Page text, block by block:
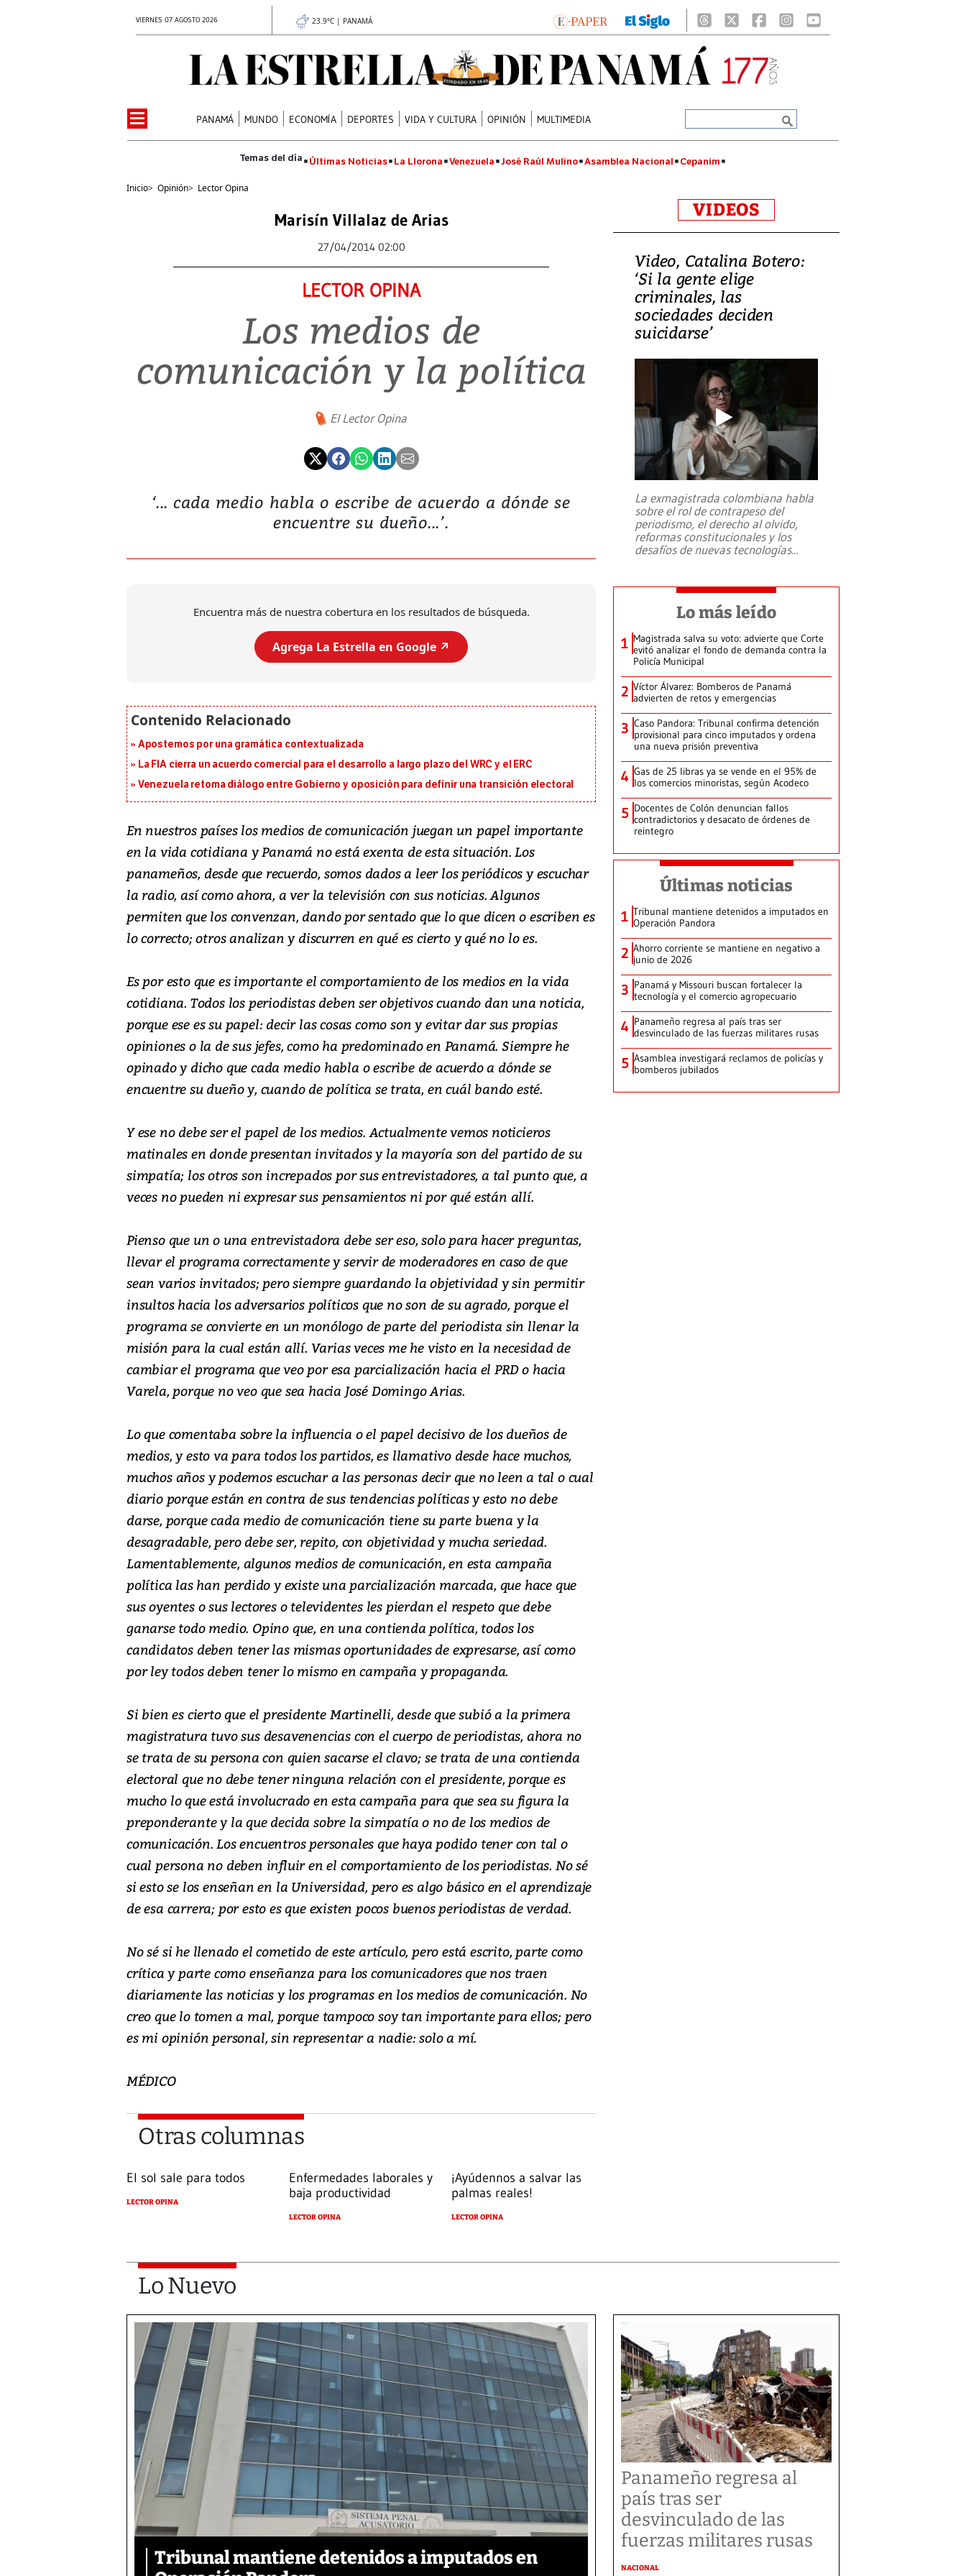
VIERNES 07 AGOSTO 2026 23.9°C | PANAMÁ
PANAMÁ MUNDO ECONOMÍA DEPORTES VIDA Y CULTURA OPINIÓN MULTIMEDIA
Últimas Noticias La Llorona Venezuela José Raúl Mulino Asamblea Nacional Cepanim
Inicio> Opinión> Lector Opina
Marisín Villalaz de Arias
27/04/2014 02:00
LECTOR OPINA
Los medios de
comunicación y la política
El Lector Opina
‘... cada medio habla o escribe de acuerdo a dónde se
encuentre su dueño...’.
Encuentra más de nuestra cobertura en los resultados de búsqueda.
Agrega La Estrella en Google ↗️
Apostemos por una gramática contextualizada
La FIA cierra un acuerdo comercial para el desarrollo a largo plazo del WRC y el ERC
Venezuela retoma diálogo entre Gobierno y oposición para definir una transición electoral
En nuestros países los medios de comunicación juegan un papel importante
en la vida cotidiana y Panamá no está exenta de esta situación. Los
panameños, desde que recuerdo, somos dados a leer los periódicos y escuchar
la radio, así como ahora, a ver la televisión con sus noticias. Algunos
permiten que los convenzan, dando por sentado que lo que dicen o escriben es
lo correcto; otros analizan y discurren en qué es cierto y qué no lo es.
Es por esto que es importante el comportamiento de los medios en la vida
cotidiana. Todos los periodistas deben ser objetivos cuando dan una noticia,
porque ese es su papel: decir las cosas como son y evitar dar sus propias
opiniones o la de sus jefes, como ha predominado en Panamá. Siempre he
opinado y dicho que cada medio habla o escribe de acuerdo a dónde se
encuentre su dueño y, cuando de política se trata, en cuál bando esté.
Y ese no debe ser el papel de los medios. Actualmente vemos noticieros
matinales en donde presentan invitados y la mayoría son del partido de su
simpatía; los otros son increpados por sus entrevistadores, a tal punto que, a
veces no pueden ni expresar sus pensamientos ni por qué están allí.
Pienso que un o una entrevistadora debe ser eso, solo para hacer preguntas,
llevar el programa correctamente y servir de moderadores en caso de que
sean varios invitados; pero siempre guardando la objetividad y sin permitir
insultos hacia los adversarios políticos que no son de su agrado, porque el
programa se convierte en un monólogo de parte del periodista sin llenar la
misión para la cual están allí. Varias veces me he visto en la necesidad de
cambiar el programa que veo por esa parcialización hacia el PRD o hacia
Varela, porque no veo que sea hacia José Domingo Arias.
Lo que comentaba sobre la influencia o el papel decisivo de los dueños de
medios, y esto va para todos los partidos, es llamativo desde hace muchos,
muchos años y podemos escuchar a las personas decir que no leen a tal o cual
diario porque están en contra de sus tendencias políticas y esto no debe
darse, porque cada medio de comunicación tiene su parte buena y la
desagradable, pero debe ser, repito, con objetividad y mucha seriedad.
Lamentablemente, algunos medios de comunicación, en esta campaña
política las han perdido y existe una parcialización marcada, que hace que
sus oyentes o sus lectores o televidentes les pierdan el respeto que debe
ganarse todo medio. Opino que, en una contienda política, todos los
candidatos deben tener las mismas oportunidades de expresarse, así como
por ley todos deben tener lo mismo en campaña y propaganda.
Si bien es cierto que el presidente Martinelli, desde que subió a la primera
magistratura tuvo sus desavenencias con el cuerpo de periodistas, ahora no
se trata de su persona con quien sacarse el clavo; se trata de una contienda
electoral que no debe tener ninguna relación con el presidente, porque es
mucho lo que está involucrado en esta campaña para que sea su figura la
preponderante y la que decida sobre la simpatía o no de los medios de
comunicación. Los encuentros personales que haya podido tener con tal o
cual persona no deben influir en el comportamiento de los periodistas. No sé
si esto se los enseñan en la Universidad, pero es algo básico en el aprendizaje
de esa carrera; por esto es que existen pocos buenos periodistas de verdad.
No sé si he llenado el cometido de este artículo, pero está escrito, parte como
crítica y parte como enseñanza para los comunicadores que nos traen
diariamente las noticias y los programas en los medios de comunicación. No
creo que lo tomen a mal, porque tampoco soy tan importante para ellos; pero
es mi opinión personal, sin representar a nadie: solo a mí.
MÉDICO
Otras columnas
El sol sale para todos
LECTOR OPINA
Enfermedades laborales y
baja productividad
LECTOR OPINA
¡Ayúdennos a salvar las
palmas reales!
LECTOR OPINA
VIDEOS
Video, Catalina Botero:
‘Si la gente elige
criminales, las
sociedades deciden
suicidarse’
La exmagistrada colombiana habla
sobre el rol de contrapeso del
periodismo, el derecho al olvido,
reformas constitucionales y los
desafíos de nuevas tecnologías...
Lo más leído
1 Magistrada salva su voto: advierte que Corte
evitó analizar el fondo de demanda contra la
Policía Municipal
2 Víctor Álvarez: Bomberos de Panamá
advierten de retos y emergencias
3 Caso Pandora: Tribunal confirma detención
provisional para cinco imputados y ordena
una nueva prisión preventiva
4 Gas de 25 libras ya se vende en el 95% de
los comercios minoristas, según Acodeco
5 Docentes de Colón denuncian fallos
contradictorios y desacato de órdenes de
reintegro
Últimas noticias
1 Tribunal mantiene detenidos a imputados en
Operación Pandora
2 Ahorro corriente se mantiene en negativo a
junio de 2026
3 Panamá y Missouri buscan fortalecer la
tecnología y el comercio agropecuario
4 Panameño regresa al país tras ser
desvinculado de las fuerzas militares rusas
5 Asamblea investigará reclamos de policías y
bomberos jubilados
Lo Nuevo
Tribunal mantiene detenidos a imputados en
Panameño regresa al
país tras ser
desvinculado de las
fuerzas militares rusas
NACIONAL